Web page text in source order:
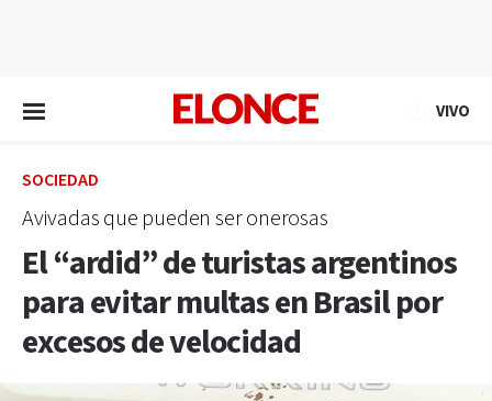
VIVO
SOCIEDAD
Avivadas que pueden ser onerosas
El “ardid” de turistas argentinos
para evitar multas en Brasil por
excesos de velocidad